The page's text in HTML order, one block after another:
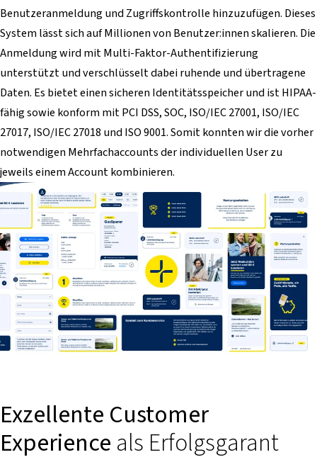
Benutzeranmeldung und Zugriffskontrolle hinzuzufügen. Dieses
System lässt sich auf Millionen von Benutzer:innen skalieren. Die
Anmeldung wird mit Multi-Faktor-Authentifizierung
unterstützt und verschlüsselt dabei ruhende und übertragene
Daten. Es bietet einen sicheren Identitätsspeicher und ist HIPAA-
fähig sowie konform mit PCI DSS, SOC, ISO/IEC 27001, ISO/IEC
27017, ISO/IEC 27018 und ISO 9001. Somit konnten wir die vorher
notwendigen Mehrfachaccounts der individuellen User zu
jeweils einem Account kombinieren.
Exzellente Customer
Experience als Erfolgsgarant